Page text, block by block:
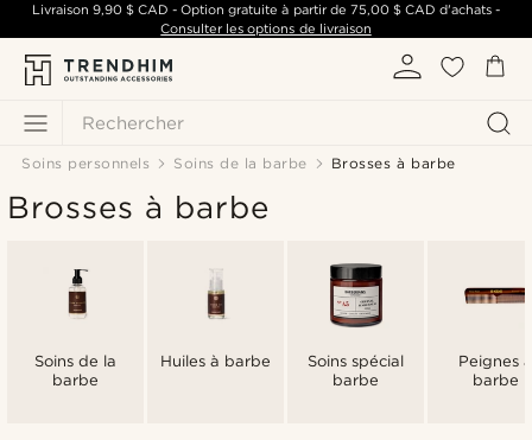
Rechercher
Livraison 9,90 $ CAD - Option gratuite à partir de 75,00 $ CAD d'achats -
Consulter les options de livraison
Soins personnels Soins de la barbe Brosses à barbe
Brosses à barbe
Soins de la
barbe
Huiles à barbe
Soins spécial
barbe
Peignes
barbe